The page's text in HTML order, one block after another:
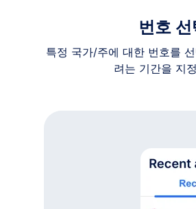
번호 선
특정 국가/주에 대한 번호를
려는 기간을 지